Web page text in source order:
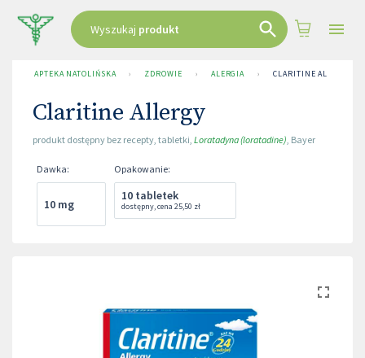
Wyszukaj produkt
APTEKA NATOLIŃSKA › ZDROWIE › ALERGIA › CLARITINE ALLERGY
Claritine Allergy
produkt dostępny bez recepty, tabletki, Loratadyna (loratadine), Bayer
Dawka:
10 mg
Opakowanie:
10 tabletek
dostępny,cena 25,50 zł